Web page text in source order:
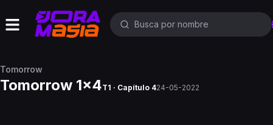
Tomorrow
Tomorrow 1x4T1 · Capítulo 424-05-2022